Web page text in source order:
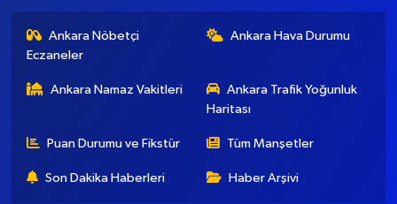
Eczaneler
Ankara Namaz Vakitleri
Ankara Trafik Yoğunluk